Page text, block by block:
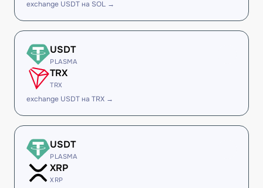
exchange USDT на SOL →
USDT
PLASMA
TRX
TRX
exchange USDT на TRX →
USDT
PLASMA
XRP
XRP